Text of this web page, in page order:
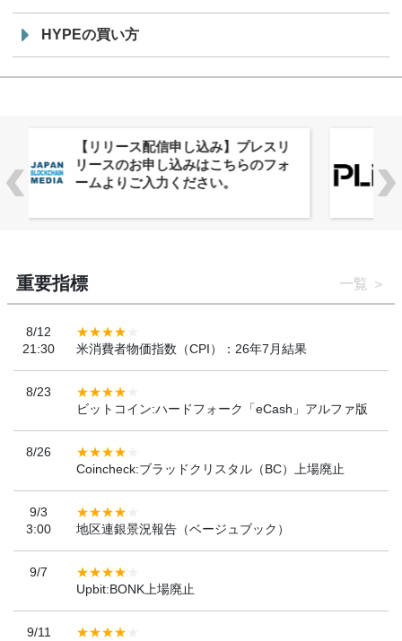
HYPEの買い方
株式会社PlnX、アジア最大級のグロ
ーバルWeb3カンファレンス
「WebX2026」とのコラボレーショ
重要指標 一覧
8/12
21:30
米消費者物価指数（CPI）：26年7月結果
8/23
ビットコイン:ハードフォーク「eCash」アルファ版
8/26
Coincheck:ブラッドクリスタル（BC）上場廃止
9/3
3:00
地区連銀景況報告（ベージュブック）
9/7
Upbit:BONK上場廃止
9/11